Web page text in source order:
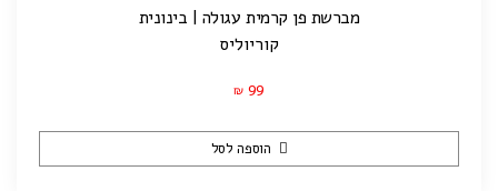
מברשת פן קרמית עגולה | בינונית
קוריוליס
₪ 99
הוספה לסל